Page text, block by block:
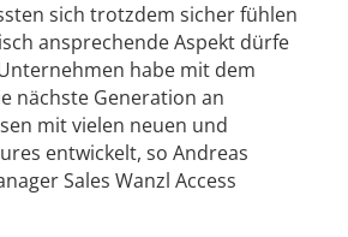
sich trotzdem sicher fühlen
ansprechende Aspekt dürfe
habe mit dem
nächste Generation an
mit vielen neuen und
entwickelt, so Andreas
Sales Wanzl Access